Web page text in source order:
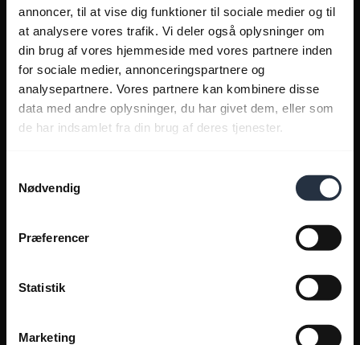
annoncer, til at vise dig funktioner til sociale medier og til
at analysere vores trafik. Vi deler også oplysninger om
din brug af vores hjemmeside med vores partnere inden
for sociale medier, annonceringspartnere og
analysepartnere. Vores partnere kan kombinere disse
data med andre oplysninger, du har givet dem, eller som
de har indsamlet fra din brug af deres tjenester.
Nødvendig
Præferencer
Statistik
Marketing